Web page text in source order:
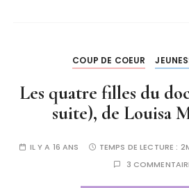
COUP DE COEUR
Les quatre filles du
suite), de Louisa
IL Y A 16 ANS TEMPS DE LECTURE :
3